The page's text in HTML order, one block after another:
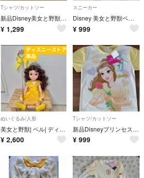
Tシャツ/カットソー
新品Disney美女と野獣ベルトレーナー120 スパンコール
¥ 1,299
スニーカー
Disney 美女と野獣ベル 光るスニーカー 18cm
¥ 999
ぬいぐるみ/人形
美女と野獣| ベル| ディズニープリンセス| アニメータードール【美品
¥ 2,600
Tシャツ/カットソー
新品Disneyプリンセスベル半袖Tシャツ120
¥ 999